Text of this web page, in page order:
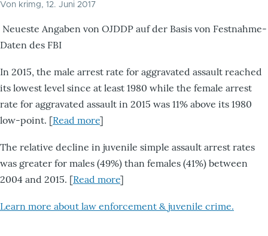
Von krimg, 12. Juni 2017
Neueste Angaben von OJDDP auf der Basis von Festnahme-
Daten des FBI
In 2015, the male arrest rate for aggravated assault reached
its lowest level since at least 1980 while the female arrest
rate for aggravated assault in 2015 was 11% above its 1980
low-point. [Read more]
The relative decline in juvenile simple assault arrest rates
was greater for males (49%) than females (41%) between
2004 and 2015. [Read more]
Learn more about law enforcement & juvenile crime.